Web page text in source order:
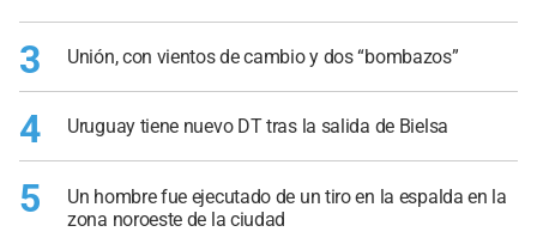
3 Unión, con vientos de cambio y dos “bombazos”
4 Uruguay tiene nuevo DT tras la salida de Bielsa
5
Un hombre fue ejecutado de un tiro en la espalda en la
zona noroeste de la ciudad